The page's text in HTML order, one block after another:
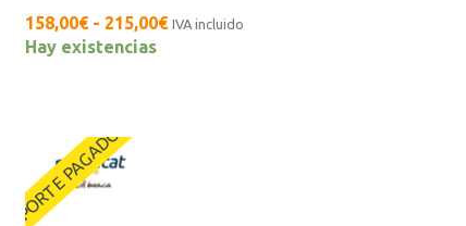
158,00€ - 215,00€ IVA incluido
Hay existencias
PORTE PAGADO